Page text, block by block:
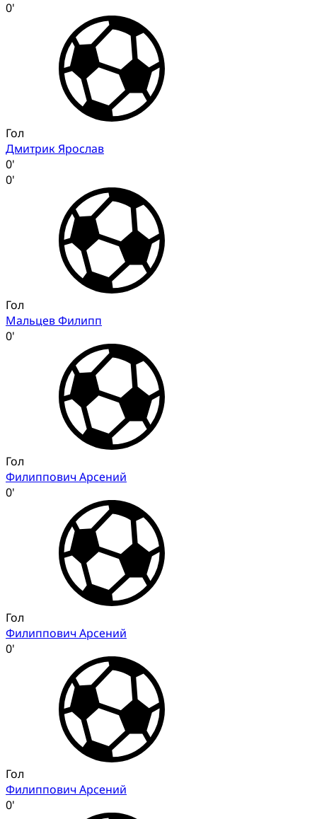
0'
Гол
Дмитрик Ярослав
0'
0'
Гол
Мальцев Филипп
0'
Гол
Филиппович Арсений
0'
Гол
Филиппович Арсений
0'
Гол
Филиппович Арсений
0'